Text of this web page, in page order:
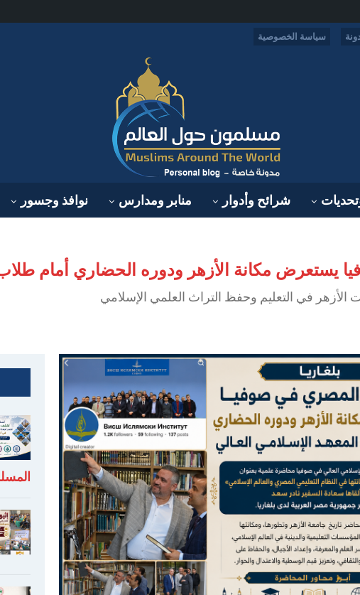
سياسة الخصوصية
شرائح وأدوار منابر ومدارس نوافذ وجسور
يستعرض مكانة الأزهر ودوره الحضاري أمام طلاب
في التعليم وحفظ التراث العلمي الإسلامي